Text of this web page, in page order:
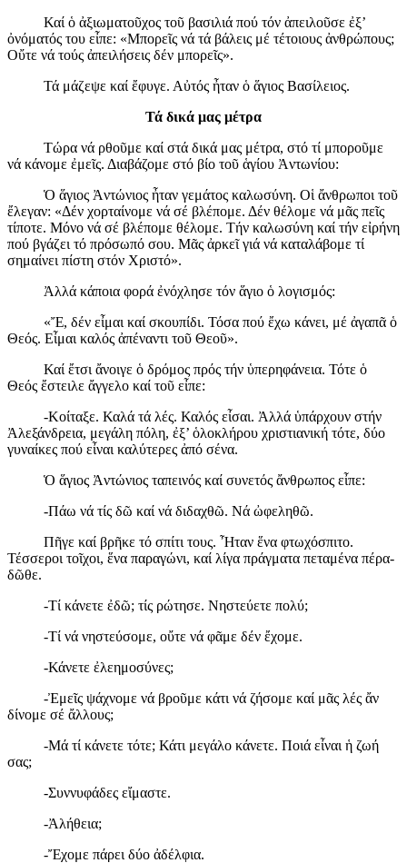
Καί ὁ ἀξιωματοῦχος τοῦ βασιλιά πού τόν ἀπειλοῦσε ἐξ’
ὀνόματός του εἶπε: «Μπορεῖς νά τά βάλεις μέ τέτοιους ἀνθρώπους;
Οὔτε νά τούς ἀπειλήσεις δέν μπορεῖς».
Τά μάζεψε καί ἔφυγε. Αὐτός ἦταν ὁ ἅγιος Βασίλειος.
Τά δικά μας μέτρα
Τώρα νά ρθοῦμε καί στά δικά μας μέτρα, στό τί μποροῦμε
νά κάνομε ἐμεῖς. Διαβάζομε στό βίο τοῦ ἁγίου Ἀντωνίου:
Ὁ ἅγιος Ἀντώνιος ἦταν γεμάτος καλωσύνη. Οἱ ἄνθρωποι τοῦ
ἔλεγαν: «Δέν χορταίνομε νά σέ βλέπομε. Δέν θέλομε νά μᾶς πεῖς
τίποτε. Μόνο νά σέ βλέπομε θέλομε. Τήν καλωσύνη καί τήν εἰρήνη
πού βγάζει τό πρόσωπό σου. Μᾶς ἀρκεῖ γιά νά καταλάβομε τί
σημαίνει πίστη στόν Χριστό».
Ἀλλά κάποια φορά ἐνόχλησε τόν ἅγιο ὁ λογισμός:
«Ἔ, δέν εἶμαι καί σκουπίδι. Τόσα πού ἔχω κάνει, μέ ἀγαπᾶ ὁ
Θεός. Εἶμαι καλός ἀπέναντι τοῦ Θεοῦ».
Καί ἔτσι ἄνοιγε ὁ δρόμος πρός τήν ὑπερηφάνεια. Τότε ὁ
Θεός ἔστειλε ἄγγελο καί τοῦ εἶπε:
-Κοίταξε. Καλά τά λές. Καλός εἶσαι. Ἀλλά ὑπάρχουν στήν
Ἀλεξάνδρεια, μεγάλη πόλη, ἐξ’ ὁλοκλήρου χριστιανική τότε, δύο
γυναίκες πού εἶναι καλύτερες ἀπό σένα.
Ὁ ἅγιος Ἀντώνιος ταπεινός καί συνετός ἄνθρωπος εἶπε:
-Πάω νά τίς δῶ καί νά διδαχθῶ. Νά ὠφεληθῶ.
Πῆγε καί βρῆκε τό σπίτι τους. Ἦταν ἕνα φτωχόσπιτο.
Τέσσεροι τοῖχοι, ἕνα παραγώνι, καί λίγα πράγματα πεταμένα πέρα-
δῶθε.
-Τί κάνετε ἐδῶ; τίς ρώτησε. Νηστεύετε πολύ;
-Τί νά νηστεύσομε, οὔτε νά φᾶμε δέν ἔχομε.
-Κάνετε ἐλεημοσύνες;
-Ἐμεῖς ψάχνομε νά βροῦμε κάτι νά ζήσομε καί μᾶς λές ἄν
δίνομε σέ ἄλλους;
-Μά τί κάνετε τότε; Κάτι μεγάλο κάνετε. Ποιά εἶναι ἡ ζωή
σας;
-Συννυφάδες εἴμαστε.
-Ἀλήθεια;
-Ἔχομε πάρει δύο ἀδέλφια.